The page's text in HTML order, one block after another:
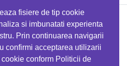
fisiere de tip cookie
si imbunatati experienta
Prin continuarea navigarii
confirmi acceptarea utilizarii
conform Politicii de
comandă folosind codul